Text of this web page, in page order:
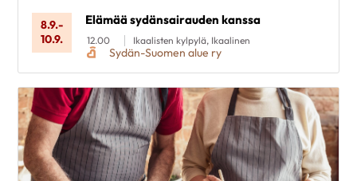
8.9.-
10.9.
Elämää sydänsairauden kanssa
12.00 Ikaalisten kylpylä, Ikaalinen
Sydän-Suomen alue ry